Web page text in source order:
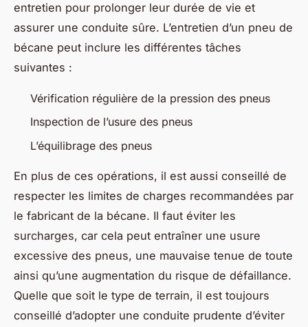
entretien pour prolonger leur durée de vie et
assurer une conduite sûre. L’entretien d’un pneu de
bécane peut inclure les différentes tâches
suivantes :
Vérification régulière de la pression des pneus
Inspection de l’usure des pneus
L’équilibrage des pneus
En plus de ces opérations, il est aussi conseillé de
respecter les limites de charges recommandées par
le fabricant de la bécane. Il faut éviter les
surcharges, car cela peut entraîner une usure
excessive des pneus, une mauvaise tenue de toute
ainsi qu’une augmentation du risque de défaillance.
Quelle que soit le type de terrain, il est toujours
conseillé d’adopter une conduite prudente d’éviter